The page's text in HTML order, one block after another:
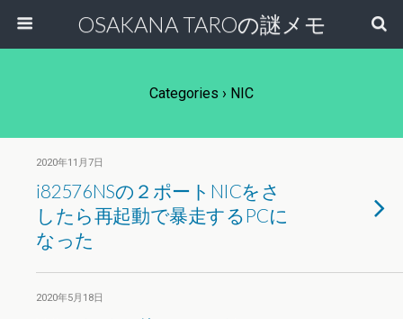
OSAKANA TAROの謎メモ
Categories › NIC
2020年11月7日
i82576NSの２ポートNICをさ
したら再起動で暴走するPCに
なった
2020年5月18日